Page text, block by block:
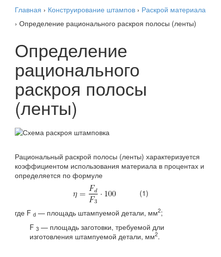
Главная › Конструирование штампов › Раскрой материала
› Определение рационального раскроя полосы (ленты)
Определение
рационального
раскроя полосы
(ленты)
Рациональный раскрой полосы (ленты) характеризуется
коэффициентом исполь­зования материала в процентах и
определяется по формуле
(1)
где F d — площадь штампуемой детали, мм2;
F 3 — площадь заготовки, требуемой дли
изготовления штампуемой детали, мм2.